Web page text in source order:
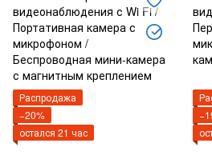
Распродажа
−20%
остался 21 час